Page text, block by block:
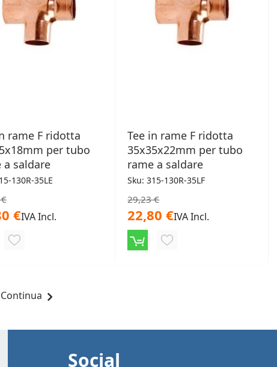
rame F ridotta
per tubo
a saldare
130R-35LE
€IVA Incl.
AGGIUNGI
DESIDERI
Tee in rame F ridotta
35x35x22mm per tubo
rame a saldare
Sku: 315-130R-35LF
29,23 €
22,80 €IVA Incl.
AGGIUNGI
pagina
Pagina
Continua
Social